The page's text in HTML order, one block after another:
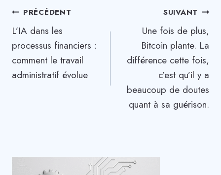
Navigation
de
l’article
PRÉCÉDENT
L’IA dans les
processus financiers :
comment le travail
administratif évolue
SUIVANT
Une fois de plus,
Bitcoin plante. La
différence cette fois,
c’est qu’il y a
beaucoup de doutes
quant à sa guérison.